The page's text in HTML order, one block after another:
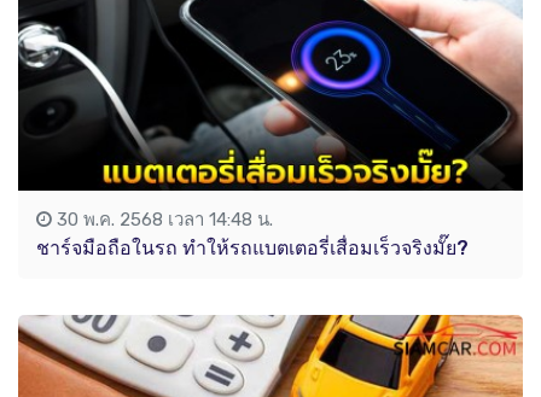
30 พ.ค. 2568 เวลา 14:48 น.
ชาร์จมือถือในรถ ทำให้รถแบตเตอรี่เสื่อมเร็วจริงมั๊ย?